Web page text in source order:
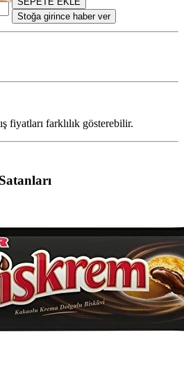
Stoğa girince haber ver
fiyatları farklılık gösterebilir.